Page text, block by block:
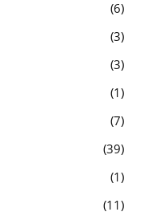
6
3
3
1
7
39
1
11